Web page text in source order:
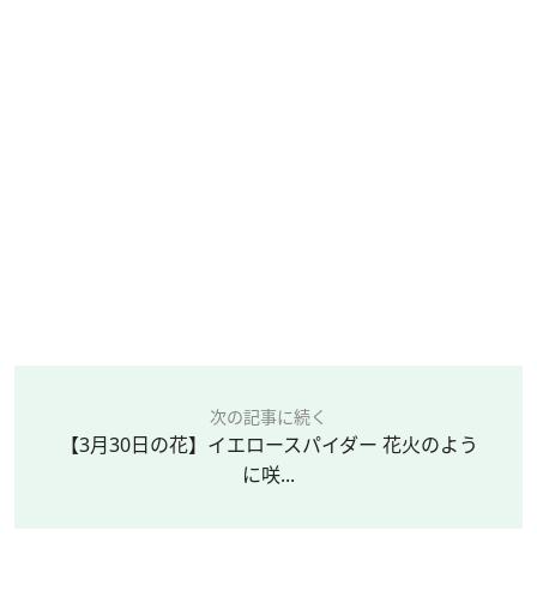
次の記事に続く
【3月30日の花】イエロースパイダー 花火のよう
に咲...